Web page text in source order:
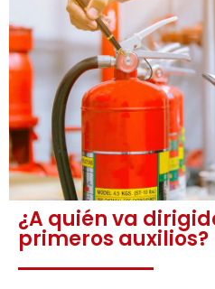
¿A quién va
primeros auxilios?